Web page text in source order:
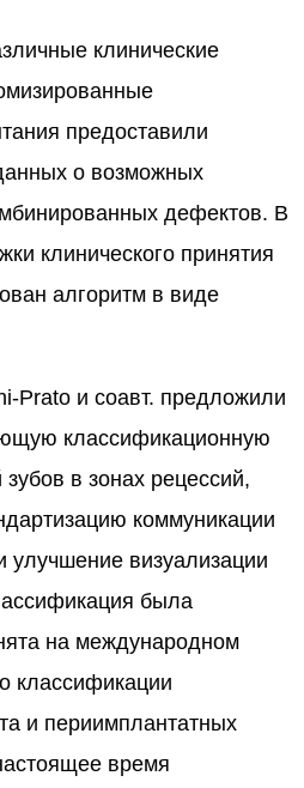
клинические
предоставили
о возможных
дефектов. В
клинического принятия
алгоритм в виде
Prato и соавт. предложили
классификационную
в зонах рецессий,
коммуникации
улучшение визуализации
была
на международном
классификации
и периимплантатных
время